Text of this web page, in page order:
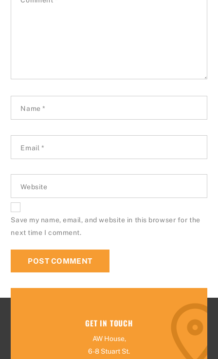
Name*
Email *
Website
Save my name, email, and website in this browser for the
next time I comment.
GET IN TOUCH
AW House,
6-8 Stuart St.